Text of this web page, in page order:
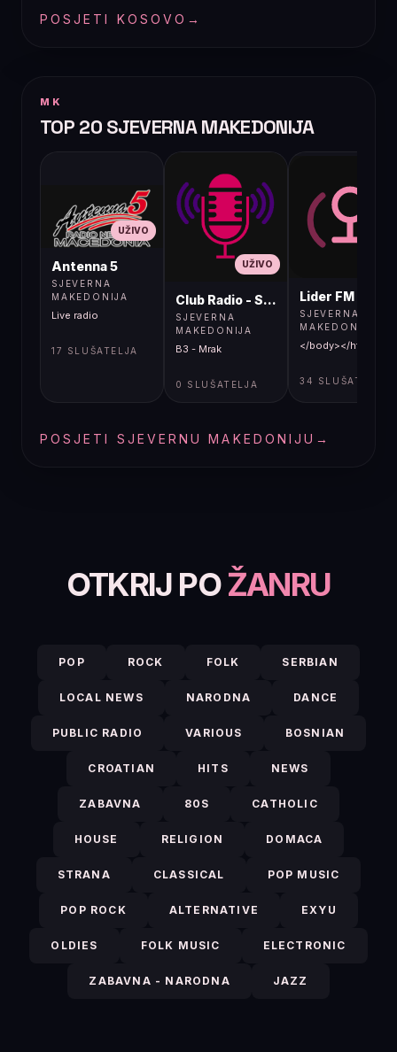
POSJETI KOSOVO →
MK
TOP 20 SJEVERNA MAKEDONIJA
UŽIVO
Antenna 5
SJEVERNA
MAKEDONIJA
Live radio
17 SLUŠATELJA
UŽIVO
Club Radio - Skopje, Mcedonia
SJEVERNA
MAKEDONIJA
B3 - Mrak
0 SLUŠATELJA
Lider FM 107,4
SJEVERNA
MAKEDONIJA
</body></html>
34 SLUŠATELJA
POSJETI SJEVERNU MAKEDONIJU →
OTKRIJ POŽANRU
POP ROCK FOLK SERBIAN
LOCAL NEWS NARODNA DANCE
PUBLIC RADIO VARIOUS BOSNIAN
CROATIAN HITS NEWS
ZABAVNA 80S CATHOLIC
HOUSE RELIGION DOMACA
STRANA CLASSICAL POP MUSIC
POP ROCK ALTERNATIVE EXYU
OLDIES FOLK MUSIC ELECTRONIC
ZABAVNA - NARODNA JAZZ